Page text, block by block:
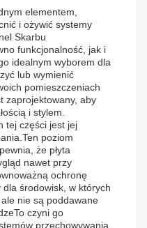
elementem,
i ożywić systemy
Skarbu
funkcjonalność, jak i
idealnym wyborem dla
lub wymienić
pomieszczeniach
zaprojektowany, aby
i stylem.
tej części jest jej
poziom
że płyta
nawet przy
ochronę
środowisk, w których
nie są poddawane
czyni go
przechowywania